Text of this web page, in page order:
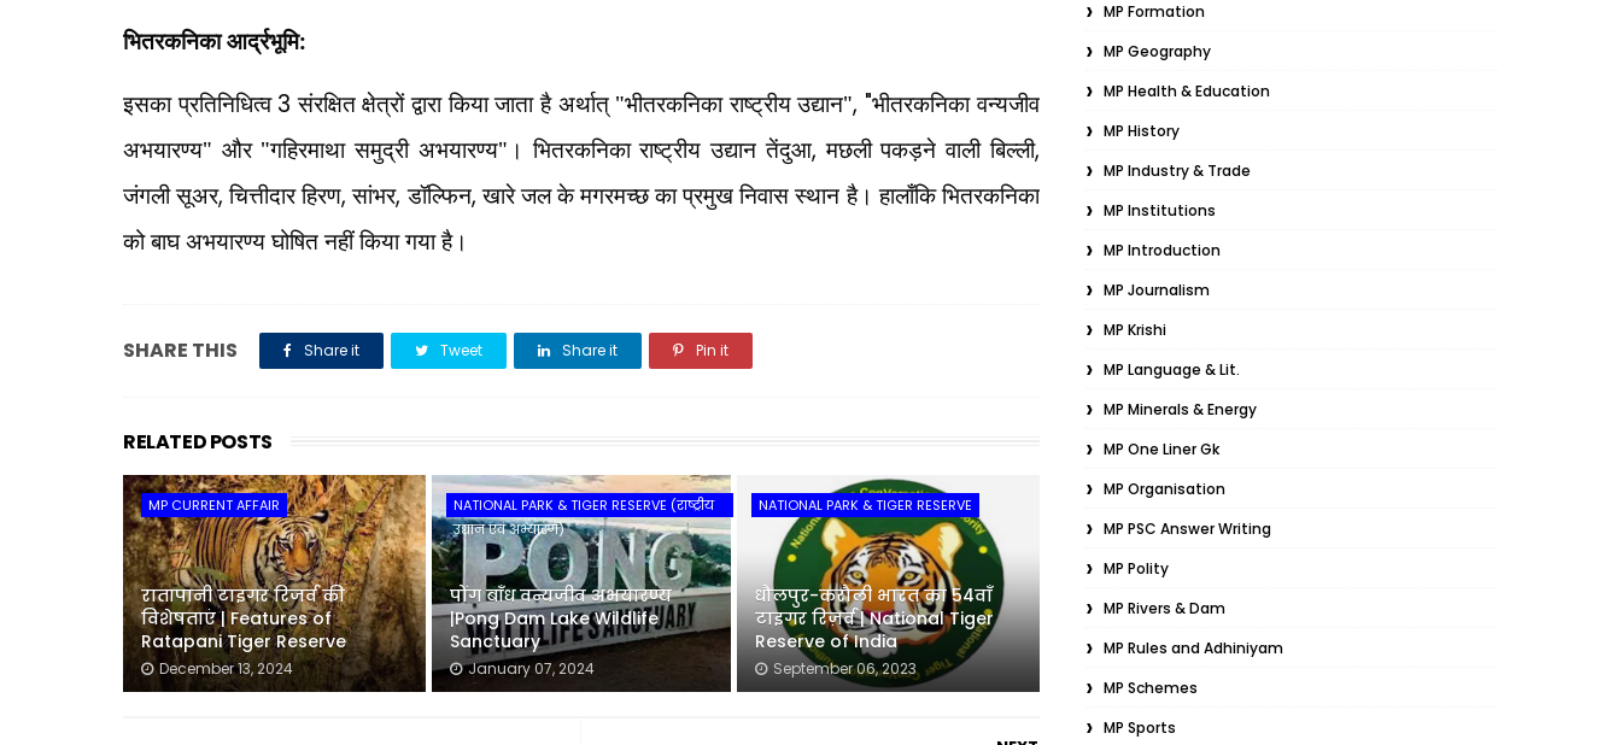
भितरकनिका आर्द्रभूमि:
इसका प्रतिनिधित्व 3 संरक्षित क्षेत्रों द्वारा किया जाता है अर्थात् "भीतरकनिका राष्ट्रीय उद्यान", "भीतरकनिका वन्यजीव
अभयारण्य" और "गहिरमाथा समुद्री अभयारण्य"। भितरकनिका राष्ट्रीय उद्यान तेंदुआ,मछली पकड़ने वाली बिल्ली,
जंगली सूअर,चित्तीदार हिरण,सांभर,डॉल्फिन,खारे जल के मगरमच्छ का प्रमुख निवास स्थान है। हालाँकि भितरकनिका
को बाघ अभयारण्य घोषित नहीं किया गया है।
SHARE THIS Share it Tweet Share it Pin it
RELATED POSTS
MP CURRENT AFFAIR
रातापानी टाइगर रिजर्व की
विशेषताएं | Features of
Ratapani Tiger Reserve
December 13, 2024
NATIONAL PARK & TIGER RESERVE (राष्ट्रीय
उद्यान एवं अभ्यारण)
पोंग बाँध वन्यजीव अभयारण्य
|Pong Dam Lake Wildlife
Sanctuary
January 07, 2024
NATIONAL PARK & TIGER RESERVE
धौलपुर-करौली भारत का 54वाँ
टाइगर रिज़र्व | National Tiger
Reserve of India
September 06, 2023
MP Formation
MP Geography
MP Health & Education
MP History
MP Industry & Trade
MP Institutions
MP Introduction
MP Journalism
MP Krishi
MP Language & Lit.
MP Minerals & Energy
MP One Liner Gk
MP Organisation
MP PSC Answer Writing
MP Polity
MP Rivers & Dam
MP Rules and Adhiniyam
MP Schemes
MP Sports